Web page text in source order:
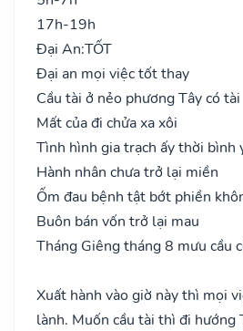
17h-19h
Đại An:TỐT
Đại an mọi việc tốt thay
Cầu tài ở nẻo phương Tây có tài
Mất của đi chửa xa xôi
Tình hình gia trạch ấy thời bình
Hành nhân chưa trở lại miền
Ốm đau bệnh tật bớt phiền
Buôn bán vốn trở lại mau
Tháng Giêng tháng 8 mưu cầu
Xuất hành vào giờ này thì mọi
lành. Muốn cầu tài thì đi hướng